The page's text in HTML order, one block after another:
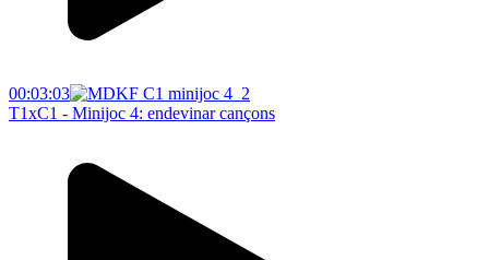
00:03:03
T1xC1 - Minijoc 4: endevinar cançons